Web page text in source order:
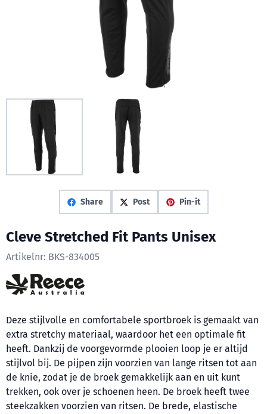
Share Post Pin-it
Cleve Stretched Fit Pants Unisex
Artikelnr: BKS-834005
Deze stijlvolle en comfortabele sportbroek is gemaakt van
extra stretchy materiaal, waardoor het een optimale fit
heeft. Dankzij de voorgevormde plooien loop je er altijd
stijlvol bij. De pijpen zijn voorzien van lange ritsen tot aan
de knie, zodat je de broek gemakkelijk aan en uit kunt
trekken, ook over je schoenen heen. De broek heeft twee
steekzakken voorzien van ritsen. De brede, elastische